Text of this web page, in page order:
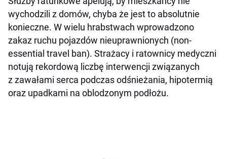
wychodzili z domów, chyba że jest to absolutnie
konieczne. W wielu hrabstwach wprowadzono
zakaz ruchu pojazdów nieuprawnionych (non-
essential travel ban). Strażacy i ratownicy medyczni
notują rekordową liczbę interwencji związanych
z zawałami serca podczas odśnieżania, hipotermią
oraz upadkami na oblodzonym podłożu.